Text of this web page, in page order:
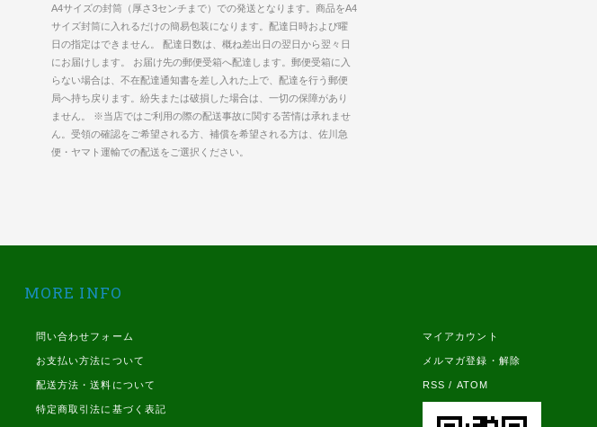
A4サイズの封筒（厚さ3センチまで）での発送となります。商品をA4
サイズ封筒に入れるだけの簡易包装になります。配達日時および曜
日の指定はできません。 配達日数は、概ね差出日の翌日から翌々日
にお届けします。 お届け先の郵便受箱へ配達します。郵便受箱に入
らない場合は、不在配達通知書を差し入れた上で、配達を行う郵便
局へ持ち戻ります。紛失または破損した場合は、一切の保障があり
ません。 ※当店ではご利用の際の配送事故に関する苦情は承れませ
ん。受領の確認をご希望される方、補償を希望される方は、佐川急
便・ヤマト運輸での配送をご選択ください。
MORE INFO
問い合わせフォーム
お支払い方法について
配送方法・送料について
特定商取引法に基づく表記
マイアカウント
メルマガ登録・解除
RSS / ATOM